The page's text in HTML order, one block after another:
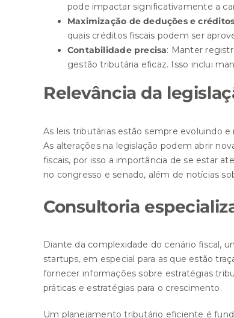
pode impactar significativamente a
Maximização de deduções e
quais créditos fiscais podem ser
Contabilidade precisa: Manter
gestão tributária eficaz. Isso inclui
Relevância da
As leis tributárias estão sempre evoluindo
As alterações na legislação podem abrir
fiscais, por isso a importância de se estar
no congresso e senado, além de notícias
Consultoria
Diante da complexidade do cenário fiscal,
startups, em especial para as que estão
fornecer informações sobre estratégias
práticas e estratégias para o crescimento.
Um planejamento tributário eficiente é